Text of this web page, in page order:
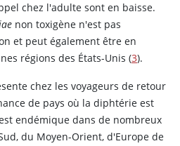
chez l'adulte sont en baisse.
non toxigène n'est pas
et peut également être en
régions des États-Unis (3).
chez les voyageurs de retour
de pays où la diphtérie est
endémique dans de nombreux
du Moyen-Orient, d'Europe de